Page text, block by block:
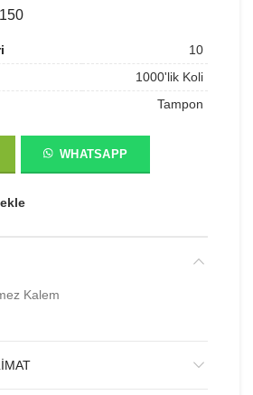
10
1000'lik Koli
Tampon
WHATSAPP
Kalem